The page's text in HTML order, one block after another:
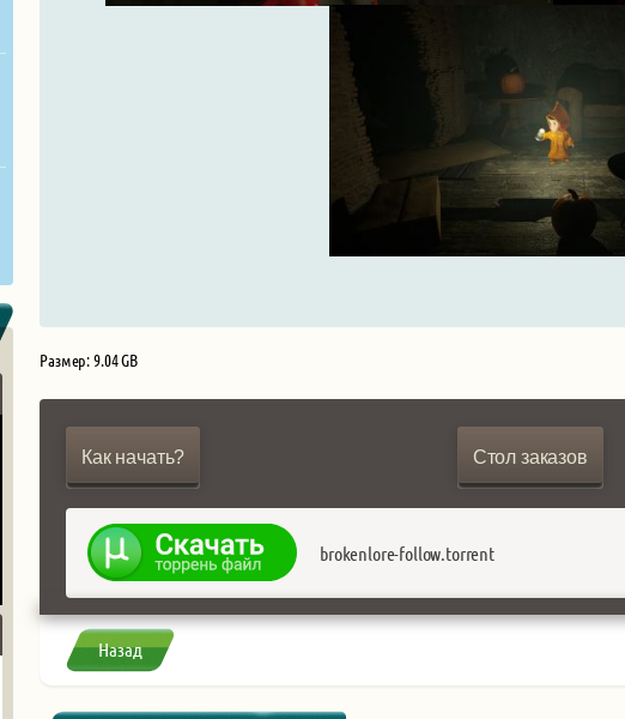
Размер: 9.04 GB
Как начать? Стол заказов
brokenlore-follow.torrent
Назад